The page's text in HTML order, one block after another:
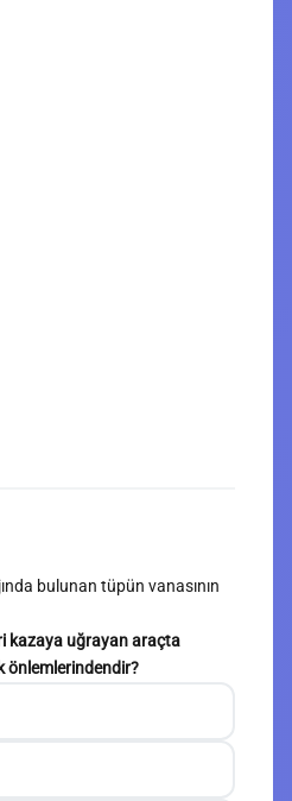
bulunan tüpün vanasının
kazaya uğrayan araçta
önlemlerindendir?